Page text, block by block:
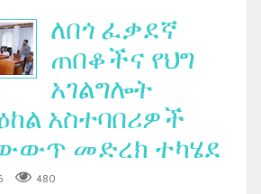
ለበጎ ፈቃደኛ
ጠበቆችና የህግ
አገልግሎት
አስተባበሪዎች
መድረክ ተካሄደ
480